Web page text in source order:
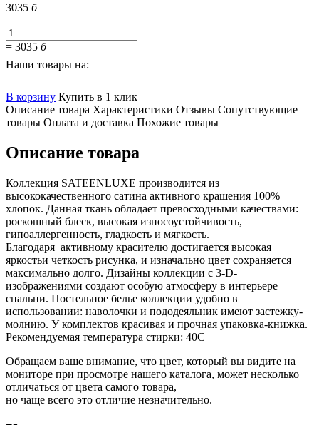
3035 б
= 3035 б
Наши товары на:
В корзину Купить в 1 клик
Описание товара Характеристики Отзывы Сопутствующие
товары Оплата и доставка Похожие товары
Описание товара
Коллекция SATEENLUXE производится из
высококачественного сатина активного крашения 100%
хлопок. Данная ткань обладает превосходными качествами:
роскошный блеск, высокая износоустойчивость,
гипоаллергенность, гладкость и мягкость.
Благодаря активному красителю достигается высокая
яркостьи четкость рисунка, и изначально цвет сохраняется
максимально долго. Дизайны коллекции с 3-D-
изображениями создают особую атмосферу в интерьере
спальни. Постельное белье коллекции удобно в
использовании: наволочки и пододеяльник имеют застежку-
молнию. У комплектов красивая и прочная упаковка-книжка.
Рекомендуемая температура стирки: 40С
Обращаем ваше внимание, что цвет, который вы видите на
мониторе при просмотре нашего каталога, может несколько
отличаться от цвета самого товара,
но чаще всего это отличие незначительно.